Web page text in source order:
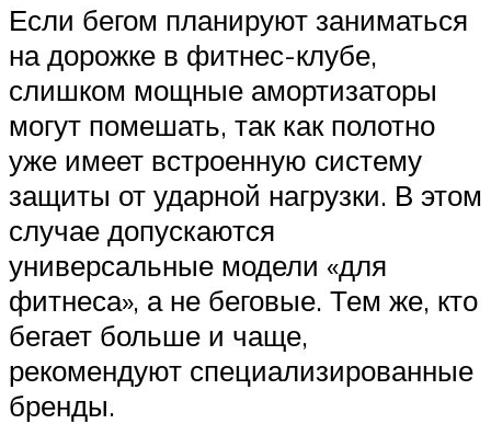
Если бегом планируют заниматься
на дорожке в фитнес-клубе,
слишком мощные амортизаторы
могут помешать, так как полотно
уже имеет встроенную систему
защиты от ударной нагрузки. В этом
случае допускаются
универсальные модели «для
фитнеса», а не беговые. Тем же, кто
бегает больше и чаще,
рекомендуют специализированные
бренды.